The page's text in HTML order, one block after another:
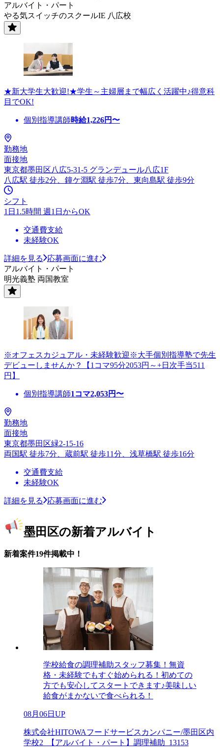
アルバイト・パート
やる気スイッチのスクールIE 八広校
★新大学生大歓迎!★学生～主婦層まで幅広く活躍中♪得意科
目でOK!
個別指導講師時給1,226円〜
勤務地
面接地
東京都墨田区八広5-31-5 グランデュール八広1F
八広駅 徒歩2分、鐘ケ淵駅 徒歩7分、東向島駅 徒歩9分
シフト
1日1.5時間 週1日からOK
交通費支給
未経験OK
詳細を見る
応募画面に進む
アルバイト・パート
明光義塾 両国教室
※オフェスカジュアル・未経験歓迎※大手個別指導塾で先生
デビューしませんか？【1コマ95分2053円～+日次手当511
円】
個別指導講師1コマ2,053円〜
勤務地
面接地
東京都墨田区緑2-15-16
両国駅 徒歩7分、蔵前駅 徒歩11分、浅草橋駅 徒歩16分
交通費支給
未経験OK
詳細を見る 応募画面に進む
墨田区の新着アルバイト
新着案件19件掲載中！
学校給食の調理補助スタッフ募集！無資
格・未経験でもすぐ始められる！初めての
方でも安心してスタートできます♪美味しい
給食がまかないで食べられる！
08月06日UP
株式会社HITOWAフードサービスカンパニー/墨田区内
学校2_【アルバイト・パート】調理補助_13153